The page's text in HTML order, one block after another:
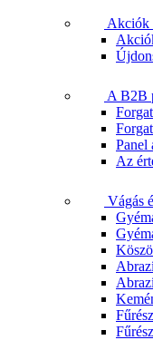
Akciók
A B2B
Panel
Az
Vágás